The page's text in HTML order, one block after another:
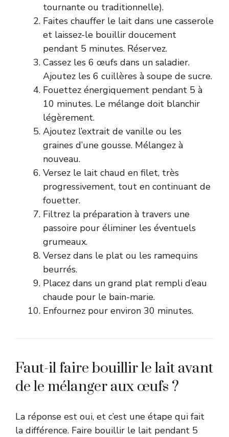
tournante ou traditionnelle).
Faites chauffer le lait dans une casserole
et laissez-le bouillir doucement
pendant 5 minutes. Réservez.
Cassez les 6 œufs dans un saladier.
Ajoutez les 6 cuillères à soupe de sucre.
Fouettez énergiquement pendant 5 à
10 minutes. Le mélange doit blanchir
légèrement.
Ajoutez l’extrait de vanille ou les
graines d’une gousse. Mélangez à
nouveau.
Versez le lait chaud en filet, très
progressivement, tout en continuant de
fouetter.
Filtrez la préparation à travers une
passoire pour éliminer les éventuels
grumeaux.
Versez dans le plat ou les ramequins
beurrés.
Placez dans un grand plat rempli d’eau
chaude pour le bain-marie.
Enfournez pour environ 30 minutes.
Faut-il faire bouillir le lait avant
de le mélanger aux œufs ?
La réponse est oui, et c’est une étape qui fait
la différence. Faire bouillir le lait pendant 5